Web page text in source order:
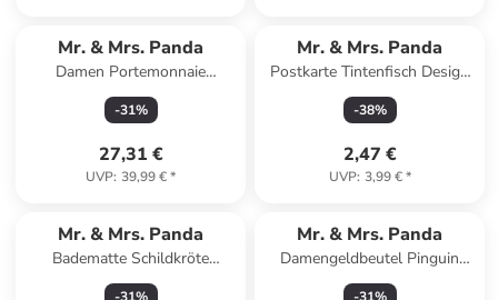
Mr. & Mrs. Panda
Damen Portemonnaie
Schnecken Liebe mit Spruch in
Grau Pastell
-31%
27,31 €
UVP: 39,99 €*
Mr. & Mrs. Panda
Postkarte Tintenfisch Design
mit Spruch in Weiß
-38%
2,47 €
UVP: 3,99 €*
Mr. & Mrs. Panda
Badematte Schildkröte
MHerzieren ohne Spruch in
Mr. & Mrs. Panda
Damengeldbeutel Pinguin
Blumen ohne Spruch in